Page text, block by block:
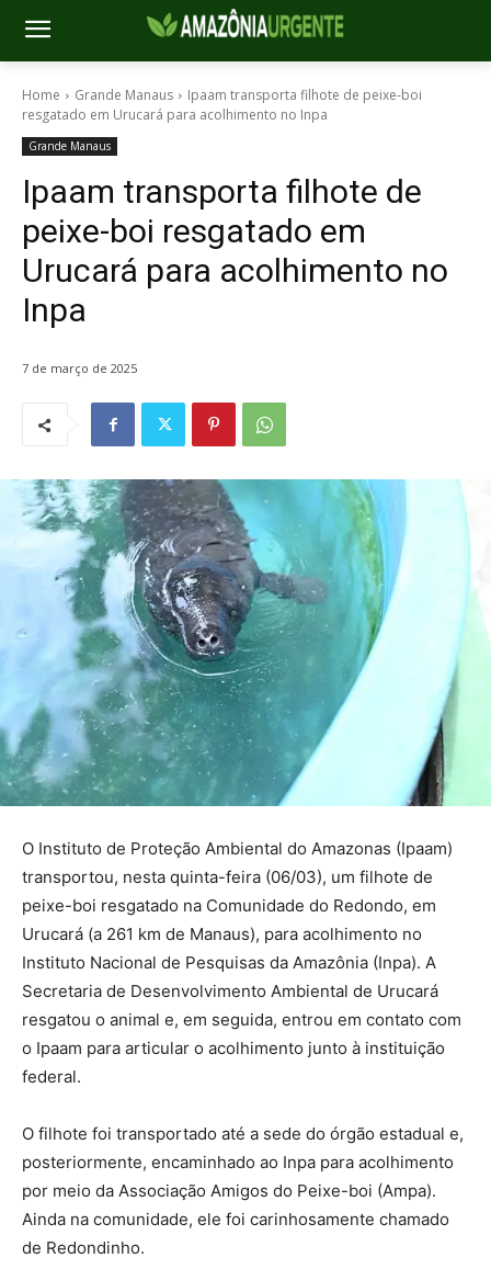
Home Grande Manaus
Ipaam transporta filhote de peixe-boi
resgatado em Urucará para acolhimento no Inpa
Grande Manaus
Ipaam transporta filhote de
peixe-boi resgatado em
Urucará para acolhimento no
Inpa
7 de março de 2025
O Instituto de Proteção Ambiental do Amazonas (Ipaam)
transportou, nesta quinta-feira (06/03), um filhote de
peixe-boi resgatado na Comunidade do Redondo, em
Urucará (a 261 km de Manaus), para acolhimento no
Instituto Nacional de Pesquisas da Amazônia (Inpa). A
Secretaria de Desenvolvimento Ambiental de Urucará
resgatou o animal e, em seguida, entrou em contato com
o Ipaam para articular o acolhimento junto à instituição
federal.
O filhote foi transportado até a sede do órgão estadual e,
posteriormente, encaminhado ao Inpa para acolhimento
por meio da Associação Amigos do Peixe-boi (Ampa).
Ainda na comunidade, ele foi carinhosamente chamado
de Redondinho.